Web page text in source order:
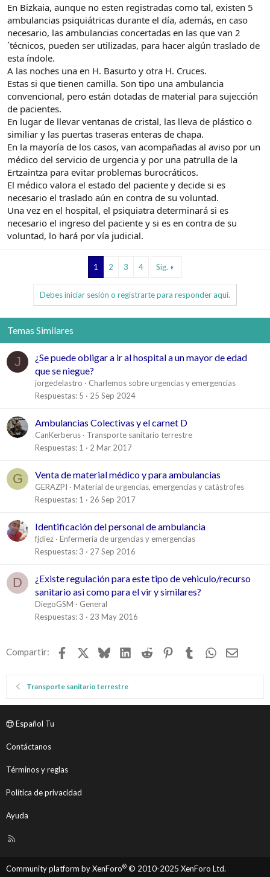
En Bizkaia, aunque no esten registradas como tal, existen 5
ambulancias psiquiátricas durante el día, además, en caso
necesario, las ambulancias concertadas en las que van 2
´técnicos, pueden ser utilizadas, para hacer algún traslado de
esta índole.
A las noches una en H. Basurto y otra H. Cruces.
Estas si que tienen camilla. Son tipo una ambulancia
convencional, pero están dotadas de material para sujección
de pacientes.
En lugar de llevar ventanas de cristal, las lleva de plástico o
similiar y las puertas traseras enteras de chapa.
En la mayoría de los casos, van acompañadas al aviso por un
médico del servicio de urgencia y por una patrulla de la
Ertzaintza para evitar problemas burocráticos.
El médico valora el estado del paciente y decide si es
necesario el traslado aún en contra de su voluntad.
Una vez en el hospital, el psiquiatra determinará si es
necesario el ingreso del paciente y si es en contra de su
voluntad, lo hará por vía judicial.
1 2 3 4 Sig.
Debes iniciar sesión o registrarte para responder aquí.
Temas Similares
J
¿Se puede obligar a ir al hospital a un mayor de edad
que se niegue?
jorgedelastro
Charlemos sobre urgencias y emergencias
Respuestas 5 25 Sep 2024
Ambulancias Colectivas y el carnet D
CanKerberus
Transporte sanitario terrestre
Respuestas 1 2 Mar 2017
G Venta de material médico y para ambulancias
GERAZPI
Material de urgencias, emergencias y catástrofes
Respuestas 1 26 Sep 2017
Identificación del personal de ambulancia
fjdiez
Enfermería de urgencias y emergencias
Respuestas 3 27 Sep 2016
D
¿Existe regulación para este tipo de vehiculo/recurso
sanitario asi como para el vir y similares?
DiegoGSM
General
Respuestas 3 23 May 2016
Compartir: Facebook BlueskyLinkedIn
Reddit Pinterest
TumblrWhatsApp
Email
Transporte sanitario terrestre
Español Tu
Contáctanos
Términos y reglas
Política de privacidad
Ayuda
R
Community platform by XenForo® © 2010-2025 XenForo Ltd.